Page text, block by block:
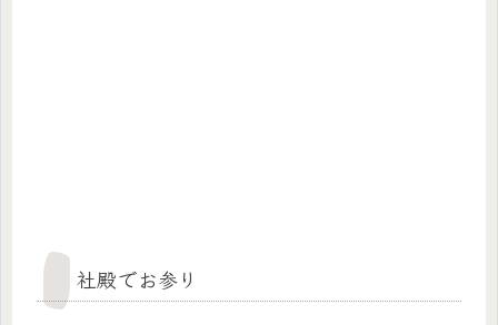
社殿でお参り